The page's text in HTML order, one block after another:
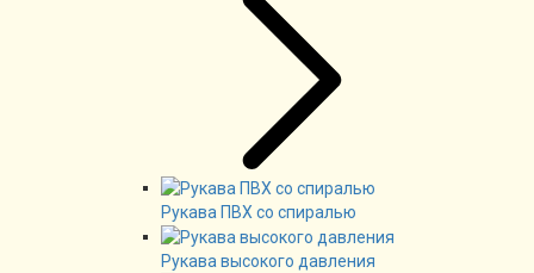
Рукава ПВХ со спиралью
Рукава высокого давления